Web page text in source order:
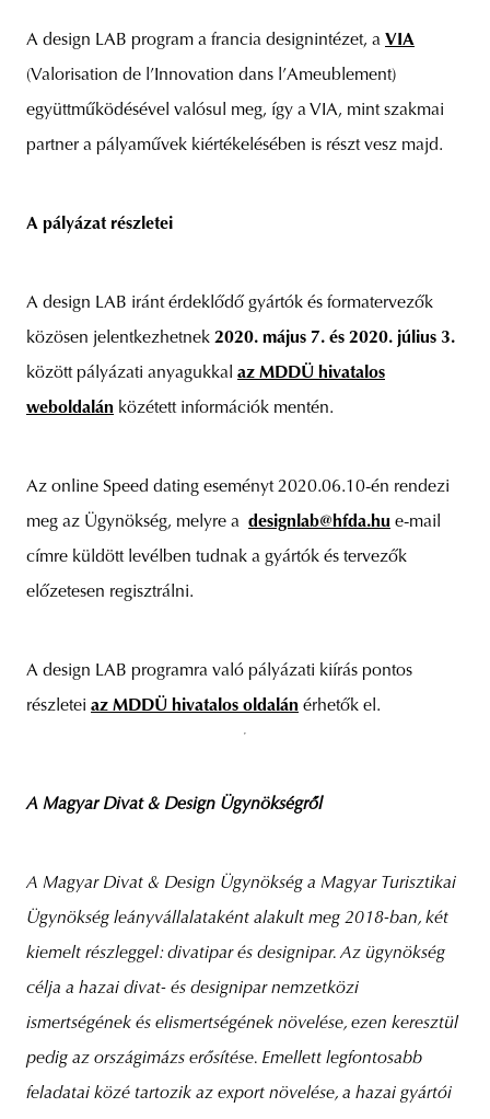
A design LAB program a francia designintézet, a VIA
(Valorisation de l’Innovation dans l’Ameublement)
együttműködésével valósul meg, így a VIA, mint szakmai
partner a pályaművek kiértékelésében is részt vesz majd.
A pályázat részletei
A design LAB iránt érdeklődő gyártók és formatervezők
közösen jelentkezhetnek 2020. május 7. és 2020. július 3.
között pályázati anyagukkal az MDDÜ hivatalos
weboldalán közétett információk mentén.
Az online Speed dating eseményt 2020.06.10-én rendezi
meg az Ügynökség, melyre a designlab@hfda.hu e-mail
címre küldött levélben tudnak a gyártók és tervezők
előzetesen regisztrálni.
A design LAB programra való pályázati kiírás pontos
részletei az MDDÜ hivatalos oldalán érhetők el.
A Magyar Divat & Design Ügynökségről
A Magyar Divat & Design Ügynökség a Magyar Turisztikai
Ügynökség leányvállalataként alakult meg 2018-ban, két
kiemelt részleggel: divatipar és designipar. Az ügynökség
célja a hazai divat- és designipar nemzetközi
ismertségének és elismertségének növelése, ezen keresztül
pedig az országimázs erősítése. Emellett legfontosabb
feladatai közé tartozik az export növelése, a hazai gyártói